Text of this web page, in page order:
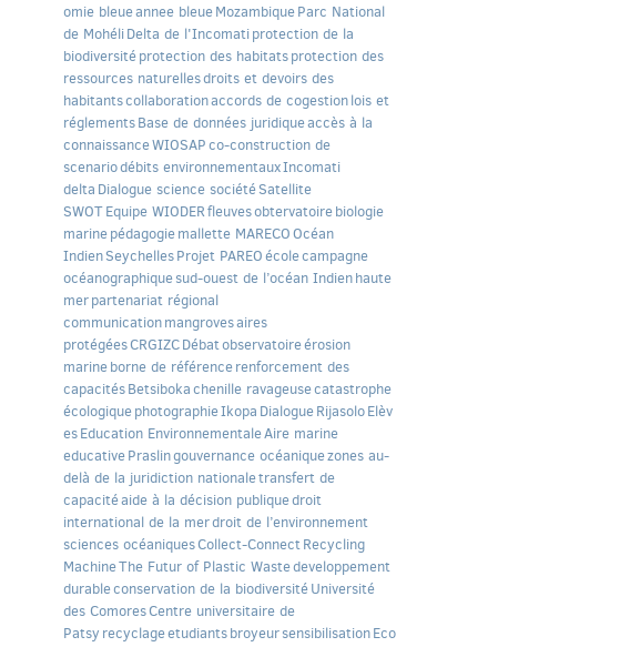
omie bleueannee bleueMozambiqueParc National
de MohéliDelta de l'Incomatiprotection de la
biodiversitéprotection des habitatsprotection des
ressources naturellesdroits et devoirs des
habitantscollaborationaccords de cogestionlois et
réglementsBase de données juridiqueaccès à la
connaissanceWIOSAPco-construction de
scenariodébits environnementauxIncomati
delta Dialogue science sociétéSatellite
SWOTEquipe WIODERfleuvesobtervatoirebiologie
marinepédagogiemallette MARECOOcéan
IndienSeychellesProjet PAREOécolecampagne
océanographiquesud-ouest de l’océan Indienhaute
merpartenariat régional
communicationmangrovesaires
protégéesCRGIZCDébatobservatoireérosion
marineborne de référencerenforcement des
capacitésBetsibokachenille ravageusecatastrophe
écologiquephotographieIkopa DialogueRijasoloElèv
esEducation EnvironnementaleAire marine
educativePraslingouvernance océaniquezones au-
delà de la juridiction nationaletransfert de
capacitéaide à la décision publiquedroit
international de la merdroit de l’environnement
sciences océaniquesCollect-ConnectRecycling
MachineThe Futur of Plastic Wastedeveloppement
durableconservation de la biodiversitéUniversité
des ComoresCentre universitaire de
Patsy recyclageetudiantsbroyeursensibilisationEco